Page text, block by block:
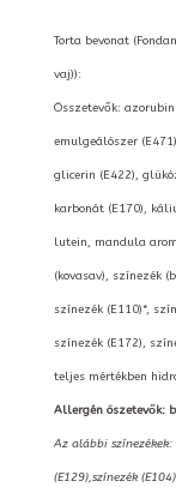
Torta bevonat
vaj)):
Összetevők:
emulgeálószer
glicerin (E422),
karbonát (E170),
lutein, mandula
(kovasav), színezék
színezék (E110)*,
színezék (E172),
teljes mértékben
Allergén öszetevők:
Az alábbi
(E129),színezék